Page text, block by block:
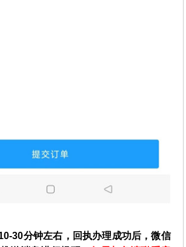
30分钟左右，回执办理成功后，微信